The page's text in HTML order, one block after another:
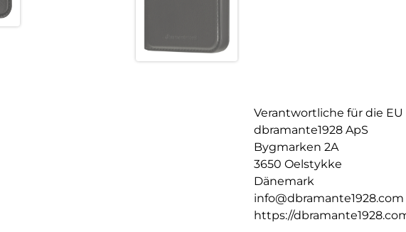
Verantwortliche für die EU
dbramante1928 ApS
Bygmarken 2A
3650 Oelstykke
Dänemark
info@dbramante1928.com
https://